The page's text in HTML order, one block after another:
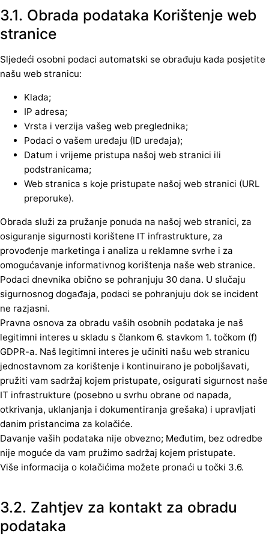
3.1. Obrada podataka Korištenje web
stranice
Sljedeći osobni podaci automatski se obrađuju kada posjetite
našu web stranicu:
Klada;
IP adresa;
Vrsta i verzija vašeg web preglednika;
Podaci o vašem uređaju (ID uređaja);
Datum i vrijeme pristupa našoj web stranici ili
podstranicama;
Web stranica s koje pristupate našoj web stranici (URL
preporuke).
Obrada služi za pružanje ponuda na našoj web stranici, za
osiguranje sigurnosti korištene IT infrastrukture, za
provođenje marketinga i analiza u reklamne svrhe i za
omogućavanje informativnog korištenja naše web stranice.
Podaci dnevnika obično se pohranjuju 30 dana. U slučaju
sigurnosnog događaja, podaci se pohranjuju dok se incident
ne razjasni.
Pravna osnova za obradu vaših osobnih podataka je naš
legitimni interes u skladu s člankom 6. stavkom 1. točkom (f)
GDPR-a. Naš legitimni interes je učiniti našu web stranicu
jednostavnom za korištenje i kontinuirano je poboljšavati,
pružiti vam sadržaj kojem pristupate, osigurati sigurnost naše
IT infrastrukture (posebno u svrhu obrane od napada,
otkrivanja, uklanjanja i dokumentiranja grešaka) i upravljati
danim pristancima za kolačiće.
Davanje vaših podataka nije obvezno; Međutim, bez odredbe
nije moguće da vam pružimo sadržaj kojem pristupate.
Više informacija o kolačićima možete pronaći u točki 3.6.
3.2. Zahtjev za kontakt za obradu
podataka